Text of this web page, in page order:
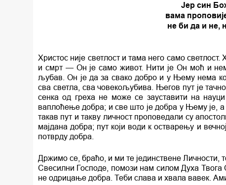
Јер син
вама
не би да и не,
Христос није светлост и тама него само
и смрт — Он је само живот. Нити је Он моћ и
љубав. Он је да за свако добро и у Њему нема
сва светла, сва човекољубива. Његов пут је
сенка од греха не може се зауставити на
ваплоћење добра; и све што је добра у Њему је, а
такав пут и такву личност проповедали су
мајдана добра; пут који води к остварењу и
потврду добра.
Држимо се, браћо, и ми те јединствене Личности,
Свесилни Господе, помози нам силом Духа
не одрицање добра. Теби слава и хвала вавек.